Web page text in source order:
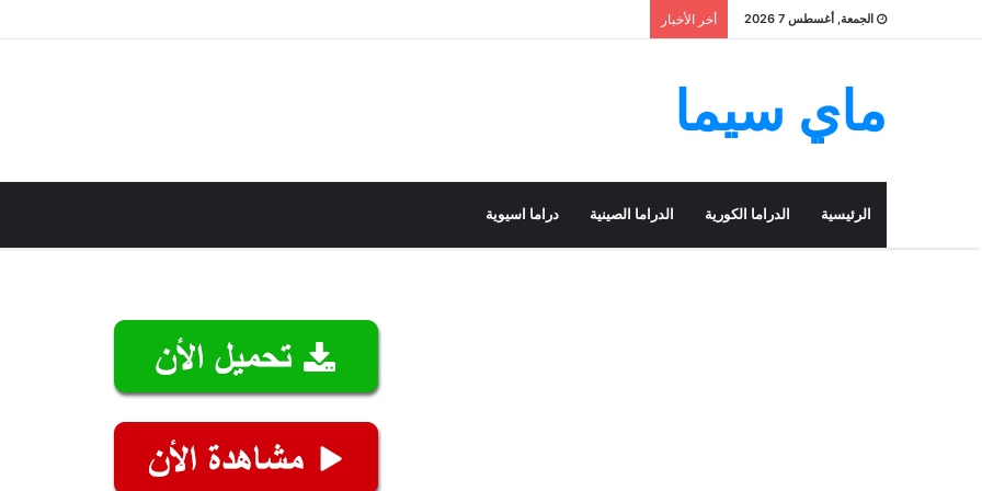
الجمعة, أغسطس 7 2026 أخر الأخبار
ماي سيما
الرئيسية الدراما الكورية الدراما الصينية دراما اسيوية